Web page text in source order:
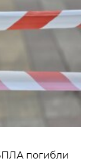
погибли